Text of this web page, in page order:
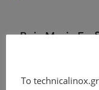
Bain Marie
Το